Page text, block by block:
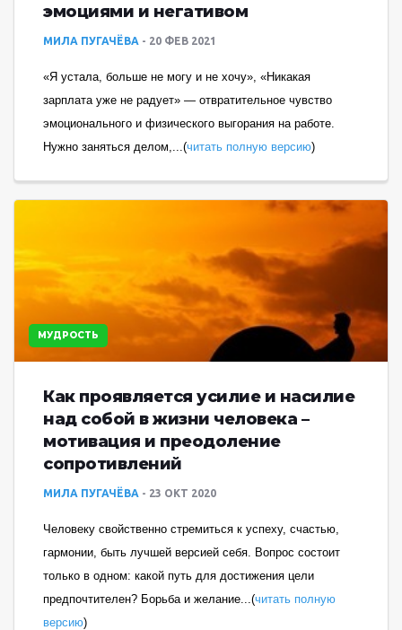
эмоциями и негативом
МИЛА ПУГАЧЁВА 20 ФЕВ 2021
«Я устала, больше не могу и не хочу», «Никакая
зарплата уже не радует» — отвратительное чувство
эмоционального и физического выгорания на работе.
Нужно заняться делом,...(читать полную версию)
МУДРОСТЬ
Как проявляется усилие и насилие
над собой в жизни человека –
мотивация и преодоление
сопротивлений
МИЛА ПУГАЧЁВА 23 ОКТ 2020
Человеку свойственно стремиться к успеху, счастью,
гармонии, быть лучшей версией себя. Вопрос состоит
только в одном: какой путь для достижения цели
предпочтителен? Борьба и желание...(читать полную
версию)